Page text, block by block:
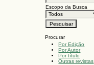
Escopo da Busca
Procurar
Por Edição
Por Autor
Por título
Outras revistas